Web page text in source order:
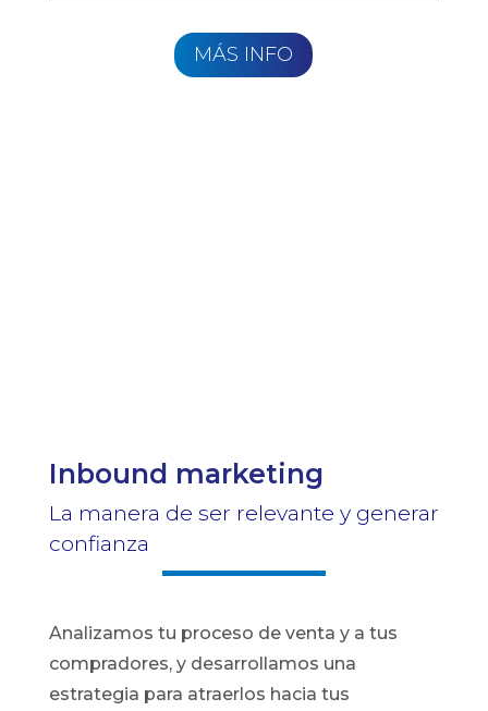
MÁS INFO
Inbound marketing
La manera de ser relevante y generar
confianza
Analizamos tu proceso de venta y a tus
compradores, y desarrollamos una
estrategia para atraerlos hacia tus